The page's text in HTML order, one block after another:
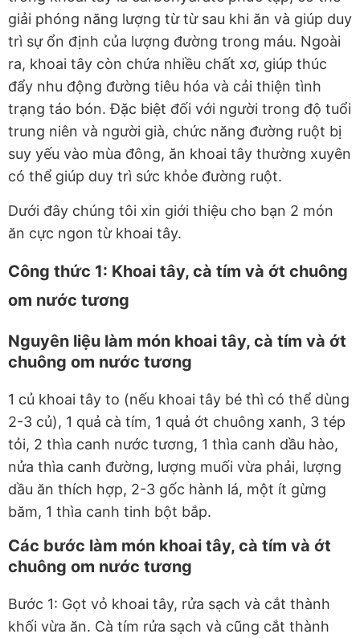
giải phóng năng lượng từ từ sau khi ăn và giúp duy
trì sự ổn định của lượng đường trong máu. Ngoài
ra, khoai tây còn chứa nhiều chất xơ, giúp thúc
đẩy nhu động đường tiêu hóa và cải thiện tình
trạng táo bón. Đặc biệt đối với người trong độ tuổi
trung niên và người già, chức năng đường ruột bị
suy yếu vào mùa đông, ăn khoai tây thường xuyên
có thể giúp duy trì sức khỏe đường ruột.
Dưới đây chúng tôi xin giới thiệu cho bạn 2 món
ăn cực ngon từ khoai tây.
Công thức 1: Khoai tây, cà tím và ớt chuông
om nước tương
Nguyên liệu làm món khoai tây, cà tím và ớt
chuông om nước tương
1 củ khoai tây to (nếu khoai tây bé thì có thể dùng
2-3 củ), 1 quả cà tím, 1 quả ớt chuông xanh, 3 tép
tỏi, 2 thìa canh nước tương, 1 thìa canh dầu hào,
nửa thìa canh đường, lượng muối vừa phải, lượng
dầu ăn thích hợp, 2-3 gốc hành lá, một ít gừng
băm, 1 thìa canh tinh bột bắp.
Các bước làm món khoai tây, cà tím và ớt
chuông om nước tương
Bước 1: Gọt vỏ khoai tây, rửa sạch và cắt thành
khối vừa ăn. Cà tím rửa sạch và cũng cắt thành